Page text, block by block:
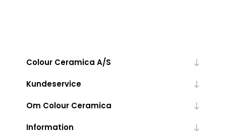
Colour Ceramica A/S
Kundeservice
Om Colour Ceramica
Information